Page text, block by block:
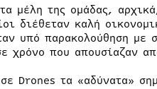
μέλη της ομάδας,
διέθεταν καλή
υπό παρακολούθηση με
χρόνο που απουσίαζαν
Drones τα «αδύνατα»